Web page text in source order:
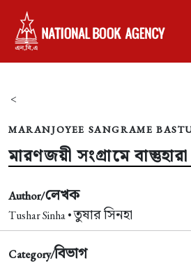
<
MARANJOYEE SANGRAME
মারণজয়ী সংগ্রামে বাস্তুহারা
Author/লেখক
Tushar Sinha •তুষার সিনহা
Category/বিভাগ